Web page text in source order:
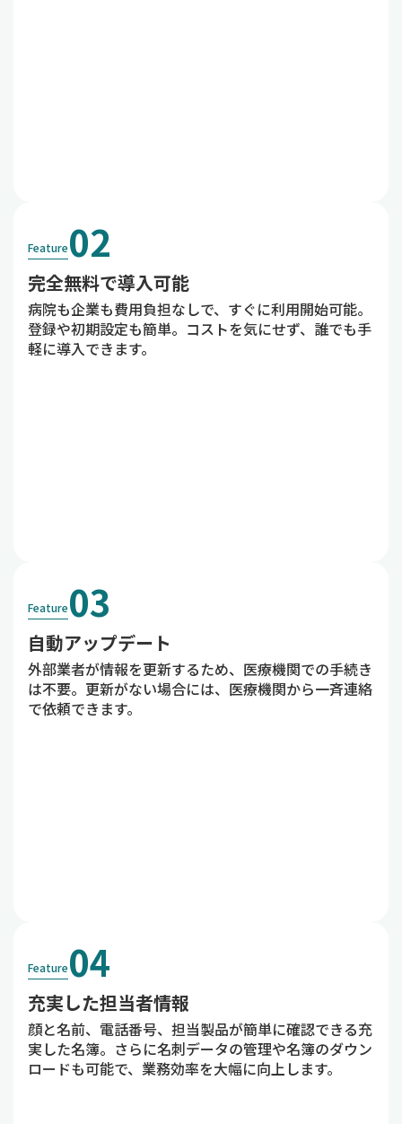
Feature02
完全無料で導入可能
病院も企業も費用負担なしで、すぐに利用開始可能。
登録や初期設定も簡単。コストを気にせず、誰でも手
軽に導入できます。
Feature03
自動アップデート
外部業者が情報を更新するため、医療機関での手続き
は不要。更新がない場合には、医療機関から一斉連絡
で依頼できます。
Feature04
充実した担当者情報
顔と名前、電話番号、担当製品が簡単に確認できる充
実した名簿。さらに名刺データの管理や名簿のダウン
ロードも可能で、業務効率を大幅に向上します。